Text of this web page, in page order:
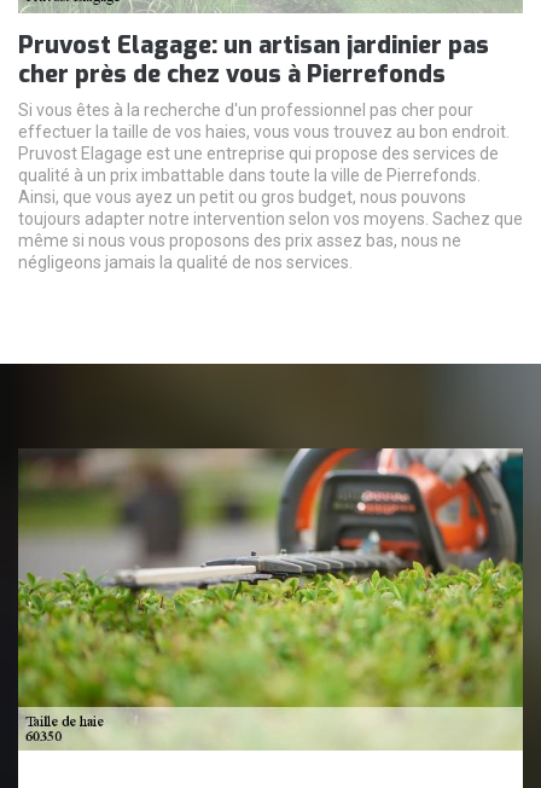
Pruvost Elagage: un artisan jardinier pas
cher près de chez vous à Pierrefonds
Si vous êtes à la recherche d'un professionnel pas cher pour
effectuer la taille de vos haies, vous vous trouvez au bon endroit.
Pruvost Elagage est une entreprise qui propose des services de
qualité à un prix imbattable dans toute la ville de Pierrefonds.
Ainsi, que vous ayez un petit ou gros budget, nous pouvons
toujours adapter notre intervention selon vos moyens. Sachez que
même si nous vous proposons des prix assez bas, nous ne
négligeons jamais la qualité de nos services.